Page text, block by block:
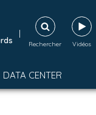
|
Rechercher Vidéos
DATA CENTER